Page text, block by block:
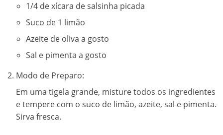
1/4 de xícara de salsinha picada
Suco de 1 limão
Azeite de oliva a gosto
Sal e pimenta a gosto
Modo de Preparo:
Em uma tigela grande, misture todos os ingredientes
e tempere com o suco de limão, azeite, sal e pimenta.
Sirva fresca.